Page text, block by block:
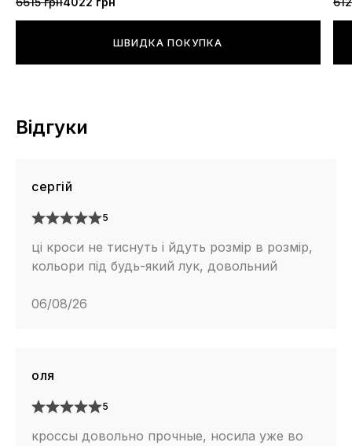
ШВИДКА ПОКУПКА
Відгуки
сергій
5
ці кроси не тиснуть і йдуть розмір в розмір,
кольори під будь-який лук, довольний
06/08/26
оля
5
кроссы довольно прочные, носила уже во